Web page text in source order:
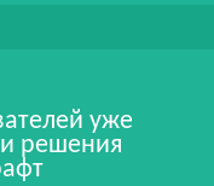
уже
решения